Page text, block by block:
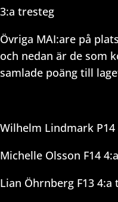
3:a tresteg
Övriga MAI:are på
och nedan är de som
samlade poäng till
Wilhelm Lindmark P14
Michelle Olsson F14
Lian Öhrnberg F13 4:a